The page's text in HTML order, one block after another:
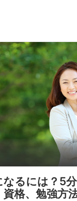
るには？5分
格、勉強方